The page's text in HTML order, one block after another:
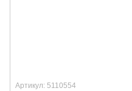
Артикул: 5110554